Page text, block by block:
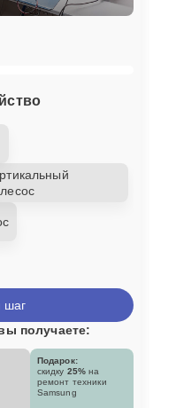
шаг
получаете:
Подарок:
скидку 25% на
ремонт техники
Samsung